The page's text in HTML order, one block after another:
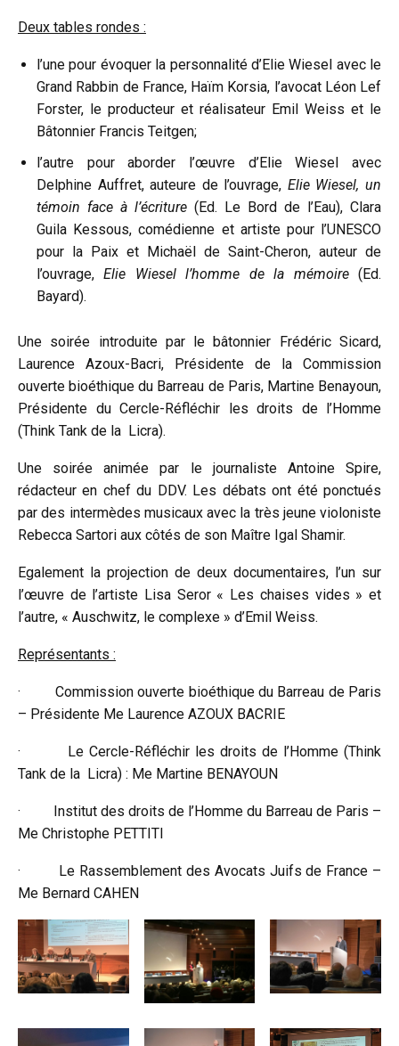
Deux tables rondes :
l’une pour évoquer la personnalité d’Elie Wiesel avec le
Grand Rabbin de France, Haïm Korsia, l’avocat Léon Lef
Forster, le producteur et réalisateur Emil Weiss et le
Bâtonnier Francis Teitgen;
l’autre pour aborder l’œuvre d’Elie Wiesel avec
Delphine Auffret, auteure de l’ouvrage, Elie Wiesel, un
témoin face à l’écriture (Ed. Le Bord de l’Eau), Clara
Guila Kessous, comédienne et artiste pour l’UNESCO
pour la Paix et Michaël de Saint-Cheron, auteur de
l’ouvrage,Elie Wiesel l’homme de la mémoire(Ed.
Bayard).
Une soirée introduite par le bâtonnier Frédéric Sicard,
Laurence Azoux-Bacri, Présidente de la Commission
ouverte bioéthique du Barreau de Paris, Martine Benayoun,
Présidente du Cercle-Réfléchir les droits de l’Homme
(Think Tank de la Licra).
Une soirée animée par le journaliste Antoine Spire,
rédacteur en chef du DDV. Les débats ont été ponctués
par des intermèdes musicaux avec la très jeune violoniste
Rebecca Sartori aux côtés de son Maître Igal Shamir.
Egalement la projection de deux documentaires, l’un sur
l’œuvre de l’artiste Lisa Seror « Les chaises vides » et
l’autre, « Auschwitz, le complexe » d’Emil Weiss.
Représentants :
·
Commission ouverte bioéthique du Barreau de Paris
– Présidente Me Laurence AZOUX BACRIE
·
Le Cercle-Réfléchir les droits de l’Homme (Think
Tank de la Licra) : Me Martine BENAYOUN
·
Institut des droits de l’Homme du Barreau de Paris –
Me Christophe PETTITI
·
Le Rassemblement des Avocats Juifs de France –
Me Bernard CAHEN